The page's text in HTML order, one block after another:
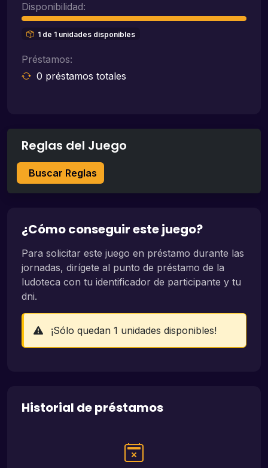
Disponibilidad:
1 de 1 unidades disponibles
Préstamos:
0 préstamos totales
Reglas del Juego
Buscar Reglas
¿Cómo conseguir este juego?
Para solicitar este juego en préstamo durante las
jornadas, dirígete al punto de préstamo de la
ludoteca con tu identificador de participante y tu
dni.
¡Sólo quedan 1 unidades disponibles!
Historial de préstamos